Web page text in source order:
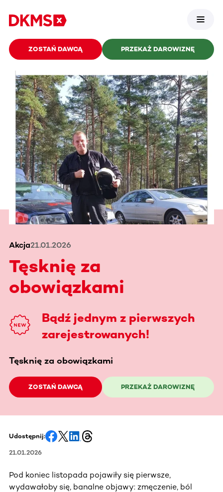
ZOSTAŃ DAWCĄ PRZEKAŻ DAROWIZNĘ
Akcja21.01.2026
Tęsknię za
obowiązkami
Bądź jednym z pierwszych
zarejestrowanych!
Tęsknię za obowiązkami
ZOSTAŃ DAWCĄ PRZEKAŻ DAROWIZNĘ
Udostępnij:
21.01.2026
Pod koniec listopada pojawiły się pierwsze,
wydawałoby się, banalne objawy: zmęczenie, ból